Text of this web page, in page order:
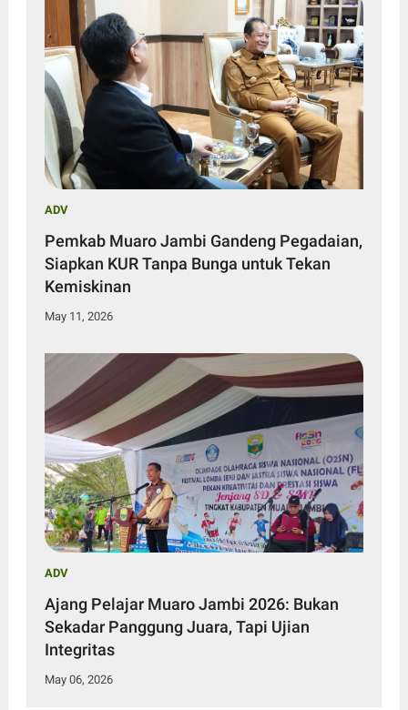
ADV
Pemkab Muaro Jambi Gandeng Pegadaian,
Siapkan KUR Tanpa Bunga untuk Tekan
Kemiskinan
May 11, 2026
ADV
Ajang Pelajar Muaro Jambi 2026: Bukan
Sekadar Panggung Juara, Tapi Ujian
Integritas
May 06, 2026